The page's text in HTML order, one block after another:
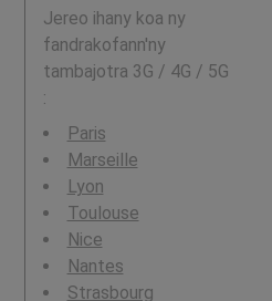
Jereo ihany koa ny
fandrakofann'ny
tambajotra 3G / 4G / 5G
:
Paris
Marseille
Lyon
Toulouse
Nice
Nantes
Strasbourg